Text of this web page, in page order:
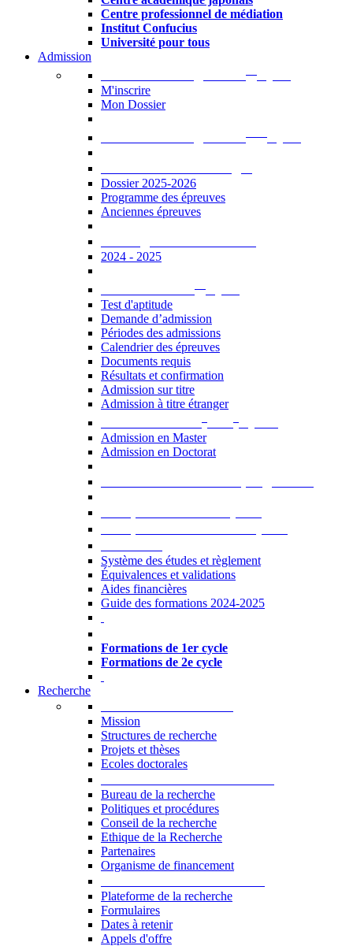
Centre professionnel de médiation
Institut Confucius
Université pour tous
Admission
M'inscrire
Mon Dossier
Dossier 2025-2026
Programme des épreuves
Anciennes épreuves
2024 - 2025
Test d'aptitude
Demande d’admission
Périodes des admissions
Calendrier des épreuves
Documents requis
Résultats et confirmation
Admission sur titre
Admission à titre étranger
Admission en Master
Admission en Doctorat
Système des études et règlement
Équivalences et validations
Aides financières
Guide des formations 2024-2025
Formations de 1er cycle
Formations de 2e cycle
Recherche
Mission
Structures de recherche
Projets et thèses
Ecoles doctorales
Bureau de la recherche
Politiques et procédures
Conseil de la recherche
Ethique de la Recherche
Partenaires
Organisme de financement
Plateforme de la recherche
Formulaires
Dates à retenir
Appels d'offre